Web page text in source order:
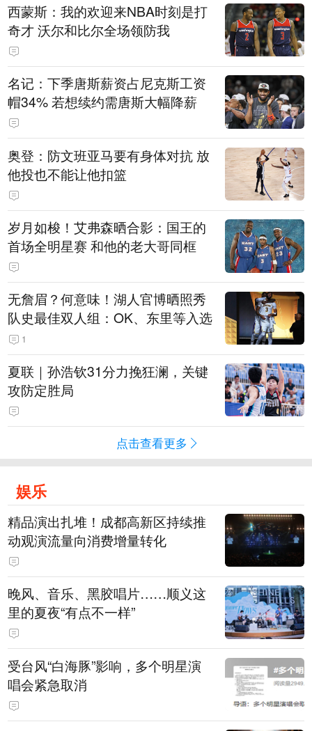
西蒙斯：我的欢迎来NBA时刻是打
奇才 沃尔和比尔全场领防我
名记：下季唐斯薪资占尼克斯工资
帽34% 若想续约需唐斯大幅降薪
奥登：防文班亚马要有身体对抗 放
他投也不能让他扣篮
岁月如梭！艾弗森晒合影：国王的
首场全明星赛 和他的老大哥同框
无詹眉？何意味！湖人官博晒照秀
队史最佳双人组：OK、东里等入选
1
夏联｜孙浩钦31分力挽狂澜，关键
攻防定胜局
点击查看更多
娱乐
精品演出扎堆！成都高新区持续推
动观演流量向消费增量转化
晚风、音乐、黑胶唱片……顺义这
里的夏夜“有点不一样”
受台风“白海豚”影响，多个明星演
唱会紧急取消